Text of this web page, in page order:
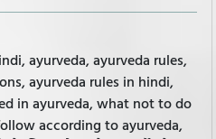
ayurveda, ayurveda rules,
ayurveda rules in hindi,
in ayurveda, what not to do
according to ayurveda,